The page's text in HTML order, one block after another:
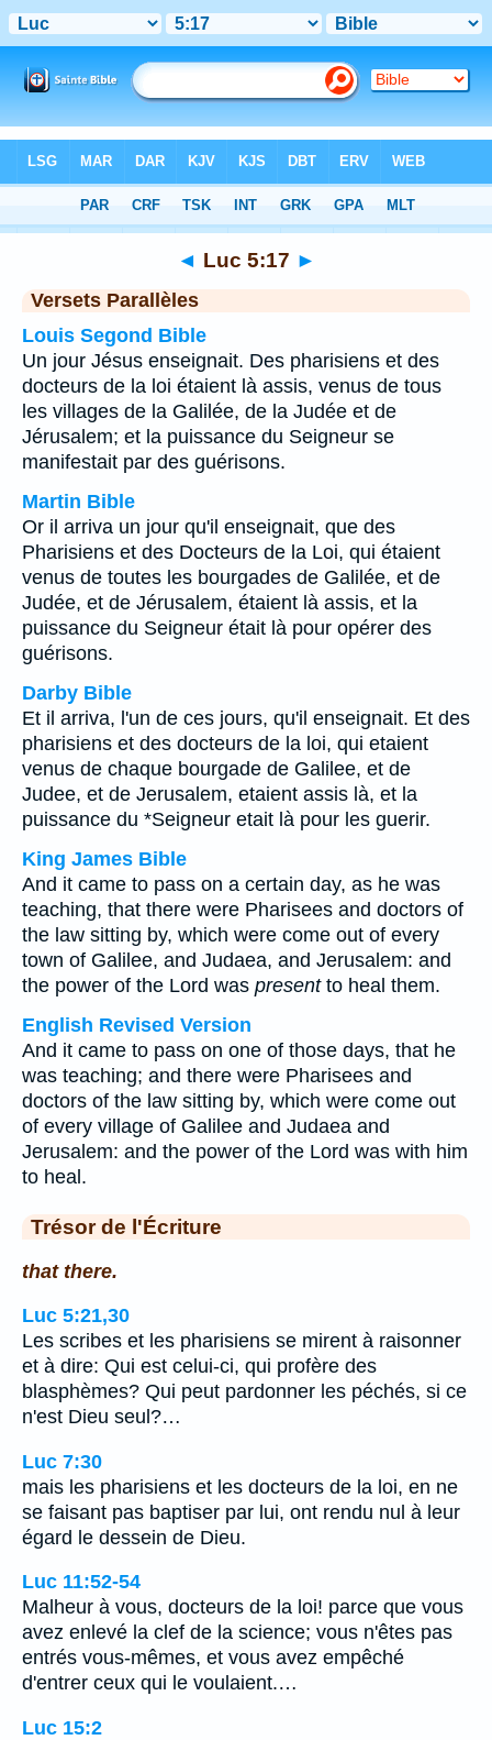
Chapitre 5 > Verset 17
◄ Luc 5:17 ►
Versets Parallèles
Louis Segond Bible
Un jour Jésus enseignait. Des pharisiens et des
docteurs de la loi étaient là assis, venus de tous
les villages de la Galilée, de la Judée et de
Jérusalem; et la puissance du Seigneur se
manifestait par des guérisons.
Martin Bible
Or il arriva un jour qu'il enseignait, que des
Pharisiens et des Docteurs de la Loi, qui étaient
venus de toutes les bourgades de Galilée, et de
Judée, et de Jérusalem, étaient là assis, et la
puissance du Seigneur était là pour opérer des
guérisons.
Darby Bible
Et il arriva, l'un de ces jours, qu'il enseignait. Et des
pharisiens et des docteurs de la loi, qui etaient
venus de chaque bourgade de Galilee, et de
Judee, et de Jerusalem, etaient assis là, et la
puissance du *Seigneur etait là pour les guerir.
King James Bible
And it came to pass on a certain day, as he was
teaching, that there were Pharisees and doctors of
the law sitting by, which were come out of every
town of Galilee, and Judaea, and Jerusalem: and
the power of the Lord was presentto heal them.
English Revised Version
And it came to pass on one of those days, that he
was teaching; and there were Pharisees and
doctors of the law sitting by, which were come out
of every village of Galilee and Judaea and
Jerusalem: and the power of the Lord was with him
to heal.
Trésor de l'Écriture
that there.
Luc 5:21,30
Les scribes et les pharisiens se mirent à raisonner
et à dire: Qui est celui-ci, qui profère des
blasphèmes? Qui peut pardonner les péchés, si ce
n'est Dieu seul?…
Luc 7:30
mais les pharisiens et les docteurs de la loi, en ne
se faisant pas baptiser par lui, ont rendu nul à leur
égard le dessein de Dieu.
Luc 11:52-54
Malheur à vous, docteurs de la loi! parce que vous
avez enlevé la clef de la science; vous n'êtes pas
entrés vous-mêmes, et vous avez empêché
d'entrer ceux qui le voulaient.…
Luc 15:2